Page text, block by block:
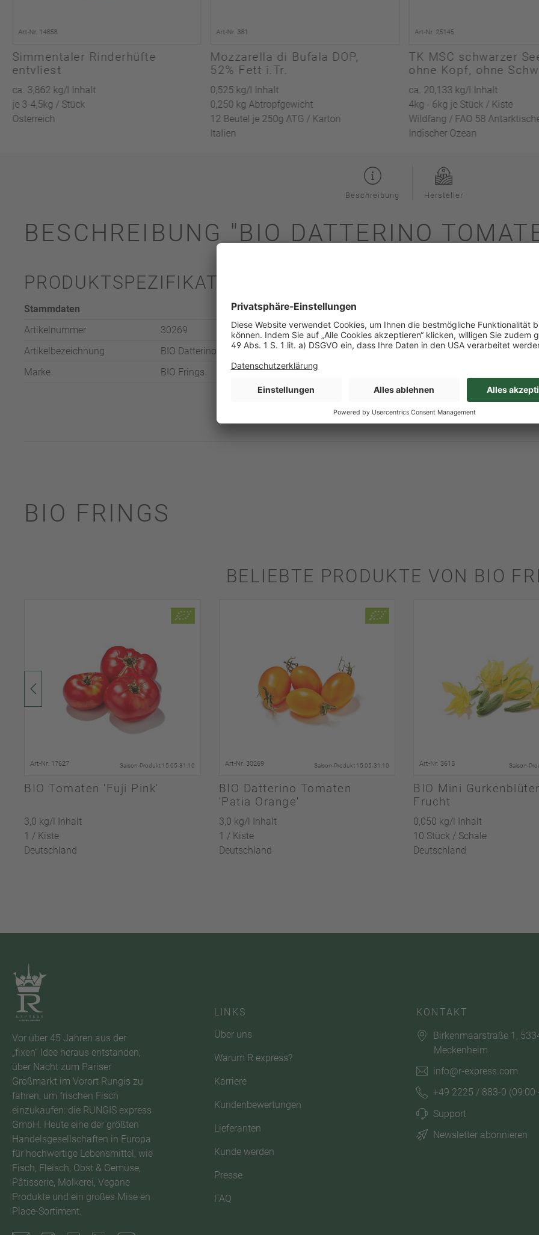
Art-Nr. 14858
Simmentaler Rinderhüfte
entvliest
ca. 3,862 kg/l Inhalt
je 3-4,5kg / Stück
Österreich
Art-Nr. 381
Mozzarella di Bufala DOP,
52% Fett i.Tr.
0,525 kg/l Inhalt
0,250 kg Abtropfgewicht
12 Beutel je 250g ATG / Karton
Italien
Art-Nr. 25145
TK MSC schwarzer
ohne Kopf, ohne
ausgenommen
ca. 20,133 kg/l Inhalt
4kg - 6kg je Stück / Kiste
Wildfang / FAO 58
Indischer Ozean
Beschreibung Hersteller
BESCHREIBUNG "BIO DATTERINO
PRODUKTSPEZIFIKATION
Stammdaten
Artikelnummer
30269
Artikelbezeichnung
BIO Datterino Tomaten 'Patia Orange'
Marke
BIO Frings
BIO FRINGS
BELIEBTE PRODUKTE VON BIO
Art-Nr. 17627 Saison-Produkt 15.05-31.10
BIO Tomaten 'Fuji Pink'
3,0 kg/l Inhalt
1 / Kiste
Deutschland
Art-Nr. 30269 Saison-Produkt 15.05-31.10
BIO Datterino Tomaten
'Patia Orange'
3,0 kg/l Inhalt
1 / Kiste
Deutschland
Art-Nr. 3615 Saison-
BIO Mini
Frucht
0,050 kg/l Inhalt
10 Stück / Schale
Deutschland
Vor über 45 Jahren aus der
„fixen“ Idee heraus entstanden,
über Nacht zum Pariser
Großmarkt im Vorort Rungis zu
fahren, um frischen Fisch
einzukaufen: die RUNGIS express
GmbH. Heute eine der größten
Handelsgesellschaften in Europa
für hochwertige Lebensmittel, wie
Fisch, Fleisch, Obst & Gemüse,
Pâtisserie, Molkerei, Vegane
Produkte und ein großes Mise en
Place-Sortiment.
LINKS
Über uns
Warum R express?
Karriere
Kundenbewertungen
Lieferanten
Kunde werden
Presse
FAQ
KONTAKT
Birkenmaarstraße 1,
Meckenheim
info@r-express.com
+49 2225 / 883-0 (09:00
Support
Newsletter abonnieren